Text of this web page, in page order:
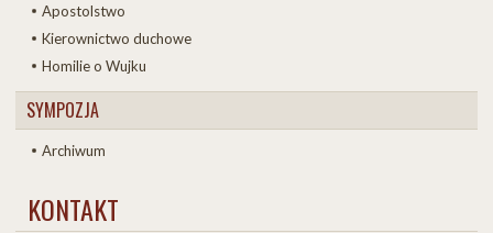
Apostolstwo
Kierownictwo duchowe
Homilie o Wujku
SYMPOZJA
Archiwum
KONTAKT